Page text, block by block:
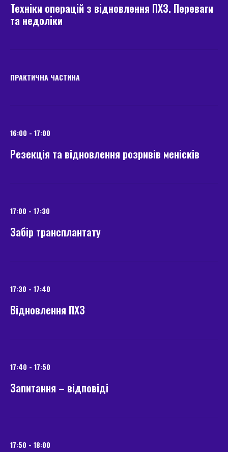
Техніки операцій з відновлення ПХЗ. Переваги
та недоліки
ПРАКТИЧНА ЧАСТИНА
16:00 - 17:00
Резекція та відновлення розривів менісків
17:00 - 17:30
Забір трансплантату
17:30 - 17:40
Відновлення ПХЗ
17:40 - 17:50
Запитання – відповіді
17:50 - 18:00